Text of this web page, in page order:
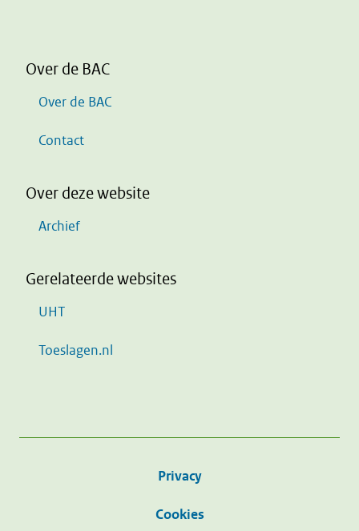
Over de BAC
Over de BAC
Contact
Over deze website
Archief
Gerelateerde websites
UHT
Toeslagen.nl
Privacy
Cookies